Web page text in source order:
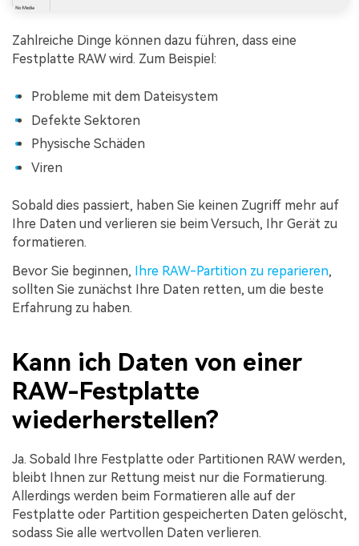
Zahlreiche Dinge können dazu führen, dass eine
Festplatte RAW wird. Zum Beispiel:
Probleme mit dem Dateisystem
Defekte Sektoren
Physische Schäden
Viren
Sobald dies passiert, haben Sie keinen Zugriff mehr auf
Ihre Daten und verlieren sie beim Versuch, Ihr Gerät zu
formatieren.
Bevor Sie beginnen, Ihre RAW-Partition zu reparieren,
sollten Sie zunächst Ihre Daten retten, um die beste
Erfahrung zu haben.
Kann ich Daten von einer
RAW-Festplatte
wiederherstellen?
Ja. Sobald Ihre Festplatte oder Partitionen RAW werden,
bleibt Ihnen zur Rettung meist nur die Formatierung.
Allerdings werden beim Formatieren alle auf der
Festplatte oder Partition gespeicherten Daten gelöscht,
sodass Sie alle wertvollen Daten verlieren.